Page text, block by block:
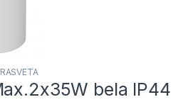
bela IP44